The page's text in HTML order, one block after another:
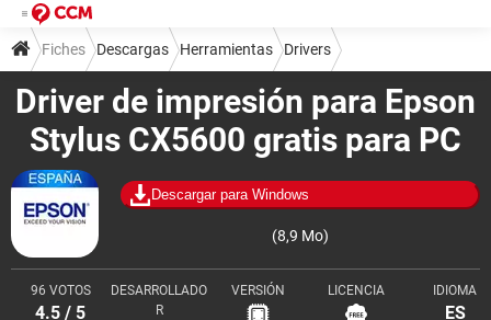
Driver de impresión para Epson
Stylus CX5600 gratis para PC
Descargar para Windows
(8,9 Mo)
96 VOTOS
4.5 / 5
DESARROLLADO
R
VERSIÓN LICENCIA IDIOMA
ES
Fiches Descargas Herramientas Drivers